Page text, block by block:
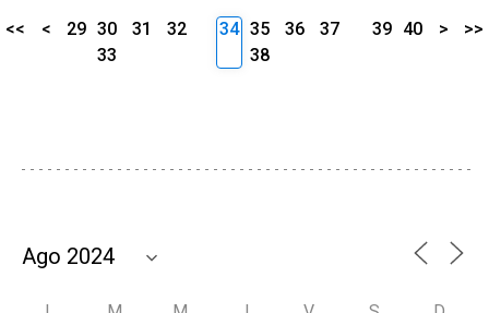
<< < 29 30 31
32
33
34 35 36
37
38
39 40 > >>